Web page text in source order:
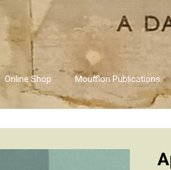
Online Shop Moufflon Publications